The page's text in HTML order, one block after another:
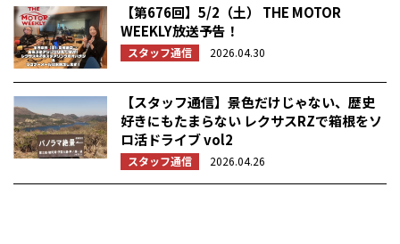
【第676回】5/2（土） THE MOTOR
WEEKLY放送予告！
スタッフ通信 2026.04.30
【スタッフ通信】景色だけじゃない、歴史
好きにもたまらない レクサスRZで箱根をソ
ロ活ドライブ vol2
スタッフ通信 2026.04.26